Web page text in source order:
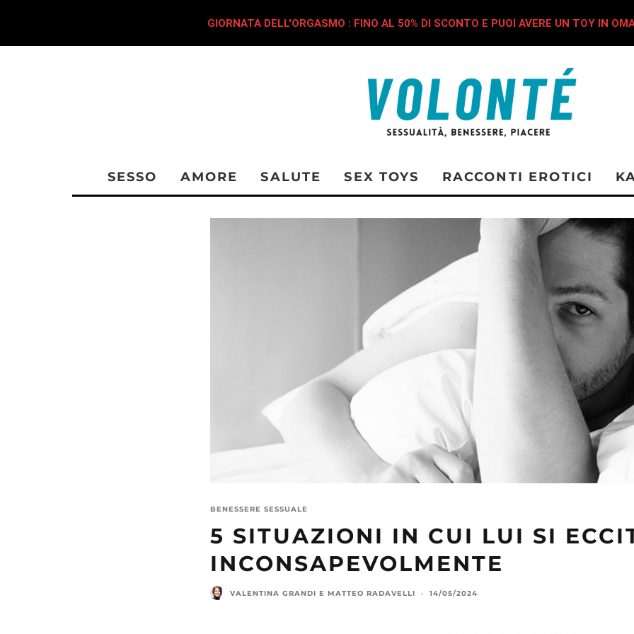
SESSO AMORE SALUTE SEX TOYS RACCONTI EROTICI
BENESSERE SESSUALE
5 SITUAZIONI IN CUI LUI SI
INCONSAPEVOLMENTE
VALENTINA GRANDI E MATTEO RADAVELLI · 14/05/2024
GIORNATA DELL'ORGASMO : FINO AL 50% DI SCONTO E PUOI AVERE UN TOY IN